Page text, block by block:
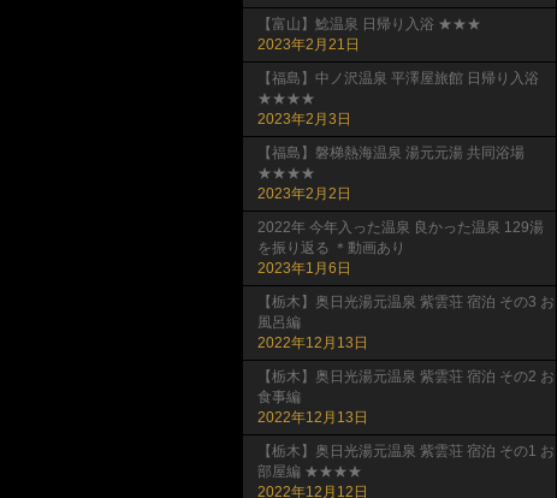
【富山】鯰温泉 日帰り入浴 ★★★
2023年2月21日
【福島】中ノ沢温泉 平澤屋旅館 日帰り入浴
★★★★
2023年2月3日
【福島】磐梯熱海温泉 湯元元湯 共同浴場
★★★★
2023年2月2日
2022年 今年入った温泉 良かった温泉 129湯
を振り返る ＊動画あり
2023年1月6日
【栃木】奥日光湯元温泉 紫雲荘 宿泊 その3 お
風呂編
2022年12月13日
【栃木】奥日光湯元温泉 紫雲荘 宿泊 その2 お
食事編
2022年12月13日
【栃木】奥日光湯元温泉 紫雲荘 宿泊 その1 お
部屋編 ★★★★
2022年12月12日